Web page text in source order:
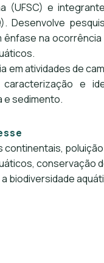
(UFSC) e
Desenvolve
ênfase na
em atividades de
caracterização e
e sedimento.
continentais,
conservação
biodiversidade